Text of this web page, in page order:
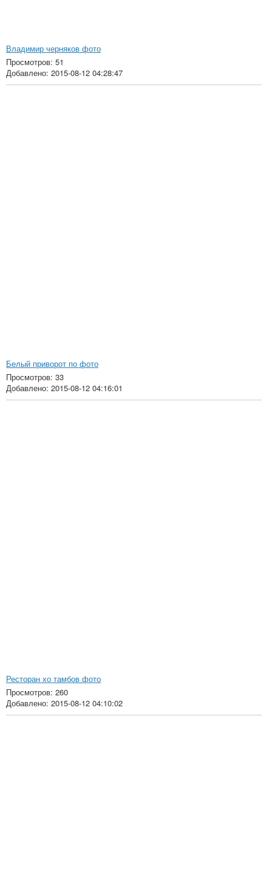
Владимир черняков фото
Просмотров: 51
Добавлено: 2015-08-12 04:28:47
Белый приворот по фото
Просмотров: 33
Добавлено: 2015-08-12 04:16:01
Ресторан хо тамбов фото
Просмотров: 260
Добавлено: 2015-08-12 04:10:02